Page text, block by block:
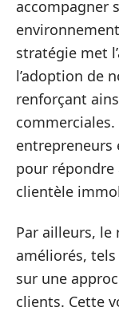
accompagner
stratégie met
l’adoption de
renforçant
entrepreneurs
pour répondre
clientèle
Par ailleurs, le
améliorés,
sur une
clients. Cette